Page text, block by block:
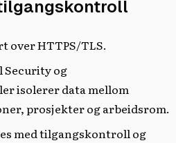
over HTTPS/TLS.
Security og
isolerer data mellom
prosjekter og arbeidsrom.
med tilgangskontroll og